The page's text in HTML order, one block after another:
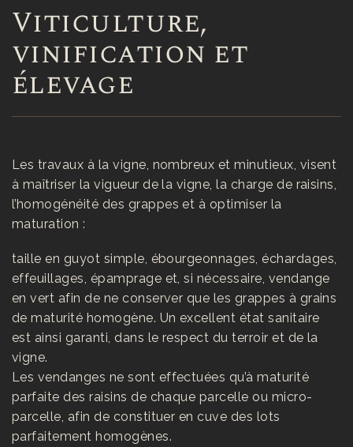
Viticulture,
vinification et
élevage
Les travaux à la vigne, nombreux et minutieux, visent
à maîtriser la vigueur de la vigne, la charge de raisins,
l’homogénéité des grappes et à optimiser la
maturation :
taille en guyot simple, ébourgeonnages, échardages,
effeuillages, épamprage et, si nécessaire, vendange
en vert afin de ne conserver que les grappes à grains
de maturité homogène. Un excellent état sanitaire
est ainsi garanti, dans le respect du terroir et de la
vigne.
Les vendanges ne sont effectuées qu’à maturité
parfaite des raisins de chaque parcelle ou micro-
parcelle, afin de constituer en cuve des lots
parfaitement homogènes.